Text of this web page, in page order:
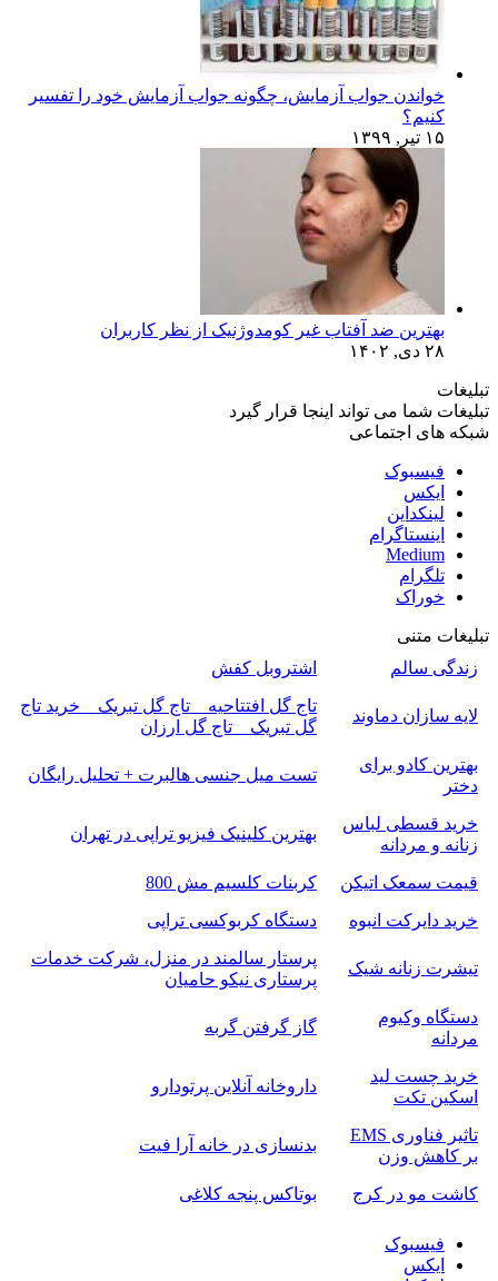
خواندن جواب آزمایش، چگونه جواب آزمایش خود را تفسیر
کنیم؟
۱۵ تیر, ۱۳۹۹
بهترین ضد آفتاب غیر کومدوژنیک از نظر کاربران
۲۸ دی, ۱۴۰۲
تبلیغات
تبلیغات شما می تواند اینجا قرار گیرد
شبکه های اجتماعی
فیسبوک
ایکس
لینکداین
اینستاگرام
Medium
تلگرام
خوراک
تبلیغات متنی
زندگی سالم
اشتروبل کفش
لایه سازان دماوند
تاج گل افتتاحیه _ تاج گل تبریک _ خرید تاج
گل تبریک _ تاج گل ارزان
بهترین کادو برای
دختر
تست میل جنسی هالبرت + تحلیل رایگان
خرید قسطی لباس
زنانه و مردانه
بهترین کلینیک فیزیو تراپی در تهران
قیمت سمعک اتیکن
کربنات کلسیم مش 800
خرید دایرکت انبوه
دستگاه کربوکسی تراپی
تیشرت زنانه شیک
پرستار سالمند در منزل، شرکت خدمات
پرستاری نیکو حامیان
دستگاه وکیوم
مردانه
گاز گرفتن گربه
خرید چست لید
اسکین تکت
داروخانه آنلاین پرتودارو
تاثیر فناوری EMS
بر کاهش وزن
بدنسازی در خانه آرا فیت
کاشت مو در کرج بوتاکس پنجه کلاغی
فیسبوک
ایکس